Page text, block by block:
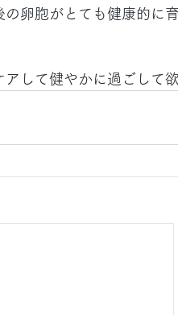
卵胞がとても健康的に
アして健やかに過ごして